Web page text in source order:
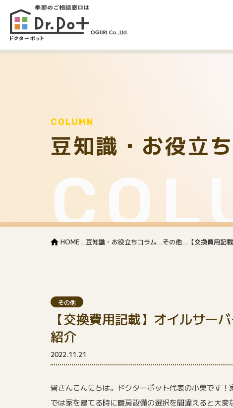
COLUMN
豆知識・お役立
HOME...豆知識・お役立ちコラム...その他... 【交換費用記
その他
【交換費用記載】オイルサー
紹介
2022.11.21
皆さんこんにちは。ドクターポット代表の小栗です
では家を建てる時に暖房設備の選択を間違えると大変